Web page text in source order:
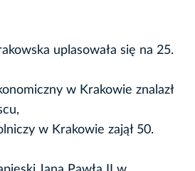
uplasowała się na 25.
w Krakowie znalazł
w Krakowie zajął 50.